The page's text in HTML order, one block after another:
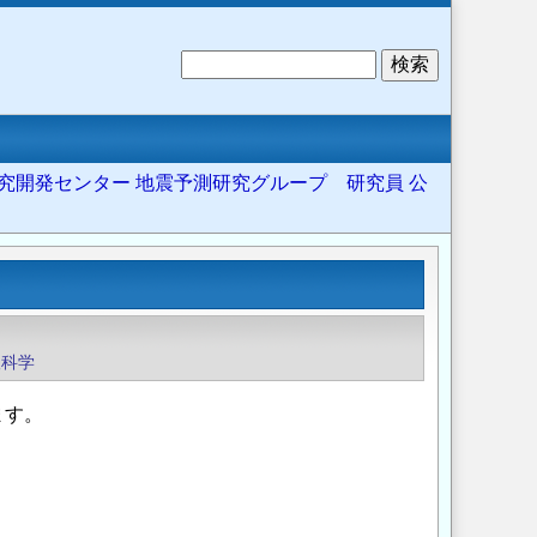
開発センター 地震予測研究グループ 研究員 公
学
。